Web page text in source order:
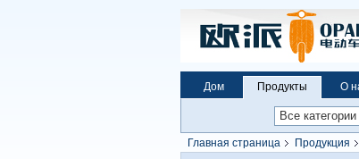
Дом Продукты О
Главная страница Продукция